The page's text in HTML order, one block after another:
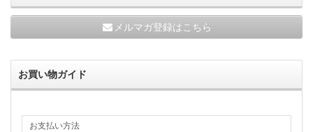
メルマガ登録はこちら
お買い物ガイド
お支払い方法